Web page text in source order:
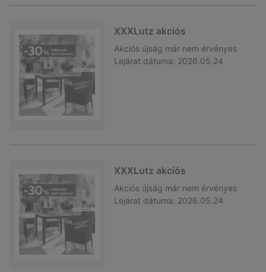
XXXLutz akciós
Akciós újság már nem érvényes
Lejárat dátuma: 2026.05.24
XXXLutz akciós
Akciós újság már nem érvényes
Lejárat dátuma: 2026.05.24